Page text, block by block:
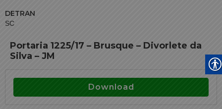
DETRAN
SC
Portaria 1225/17 – Brusque – Divorlete da
Silva – JM
Download